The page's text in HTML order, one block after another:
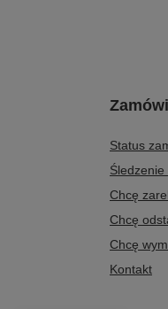
Status
Śledzenie
Chcę
Chcę
Chcę
Kontakt